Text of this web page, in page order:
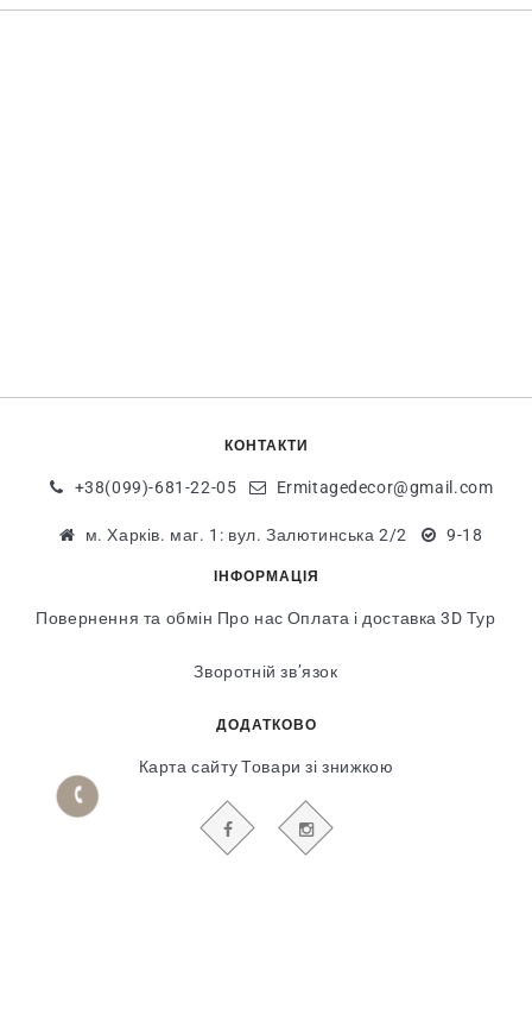
КОНТАКТИ
+38(099)-681-22-05 Ermitagedecor@gmail.com
м. Харків. маг. 1: вул. Залютинська 2/2 9-18
ІНФОРМАЦІЯ
Повернення та обмін Про нас Оплата і доставка 3D Тур
Зворотній зв’язок
ДОДАТКОВО
Карта сайту Товари зі знижкою